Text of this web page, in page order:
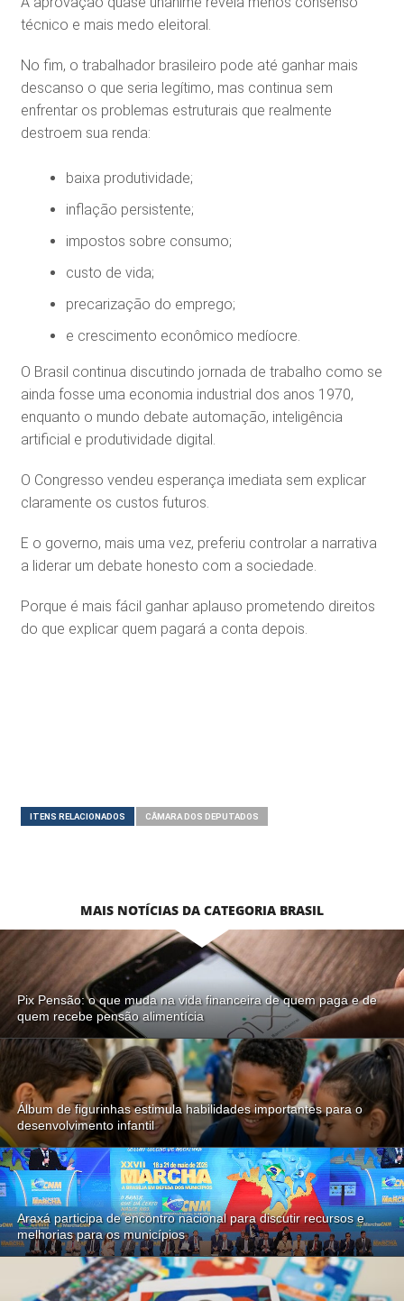
técnico e mais medo eleitoral.
No fim, o trabalhador brasileiro pode até ganhar mais
descanso o que seria legítimo, mas continua sem
enfrentar os problemas estruturais que realmente
destroem sua renda:
baixa produtividade;
inflação persistente;
impostos sobre consumo;
custo de vida;
precarização do emprego;
e crescimento econômico medíocre.
O Brasil continua discutindo jornada de trabalho como se
ainda fosse uma economia industrial dos anos 1970,
enquanto o mundo debate automação, inteligência
artificial e produtividade digital.
O Congresso vendeu esperança imediata sem explicar
claramente os custos futuros.
E o governo, mais uma vez, preferiu controlar a narrativa
a liderar um debate honesto com a sociedade.
Porque é mais fácil ganhar aplauso prometendo direitos
do que explicar quem pagará a conta depois.
ITENS RELACIONADOS CÂMARA DOS DEPUTADOS
MAIS NOTÍCIAS DA CATEGORIA BRASIL
Pix Pensão: o que muda na vida financeira de quem paga e de
quem recebe pensão alimentícia
Álbum de figurinhas estimula habilidades importantes para o
desenvolvimento infantil
Araxá participa de encontro nacional para discutir recursos e
melhorias para os municípios